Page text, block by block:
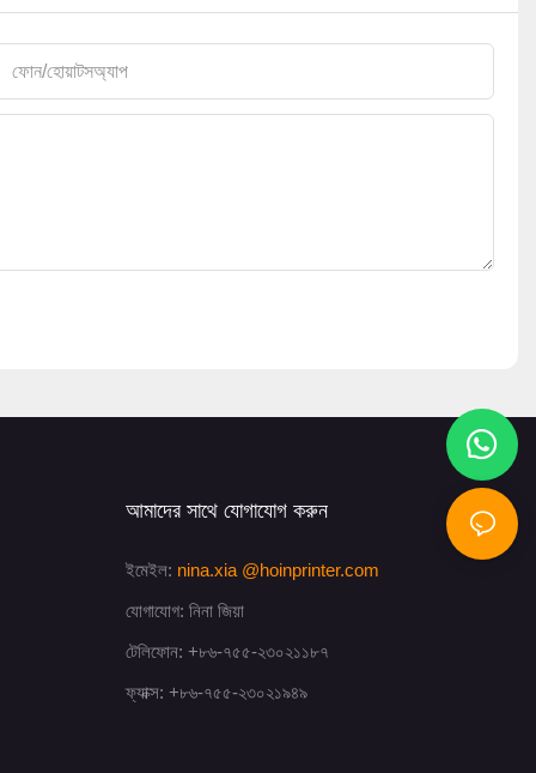
ফোন/হোয়াটসঅ্যাপ
আমাদের সাথে যোগাযোগ করুন
ইমেইল: nina.xia @hoinprinter.com
যোগাযোগ: নিনা জিয়া
টেলিফোন: +৮৬-৭৫৫-২৩০২১১৮৭
ফ্যাক্স: +৮৬-৭৫৫-২৩০২১৯৪৯